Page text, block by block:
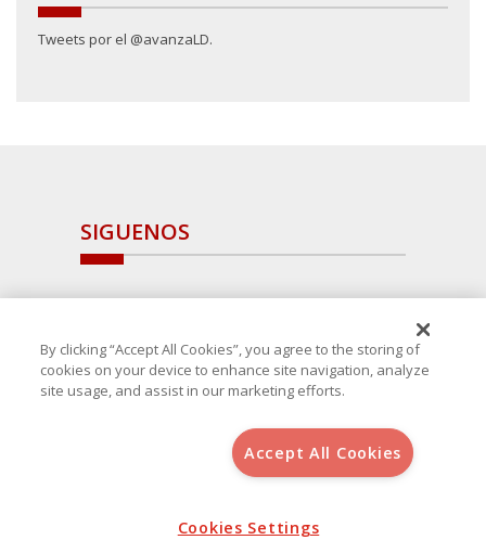
Tweets por el @avanzaLD.
SIGUENOS
, S.L.U.(B-64405731) c/ San Norberto
Aviso Legal
Política de Cookies
By clicking “Accept All Cookies”, you agree to the storing of
cookies on your device to enhance site navigation, analyze
site usage, and assist in our marketing efforts.
Accept All Cookies
Cookies Settings